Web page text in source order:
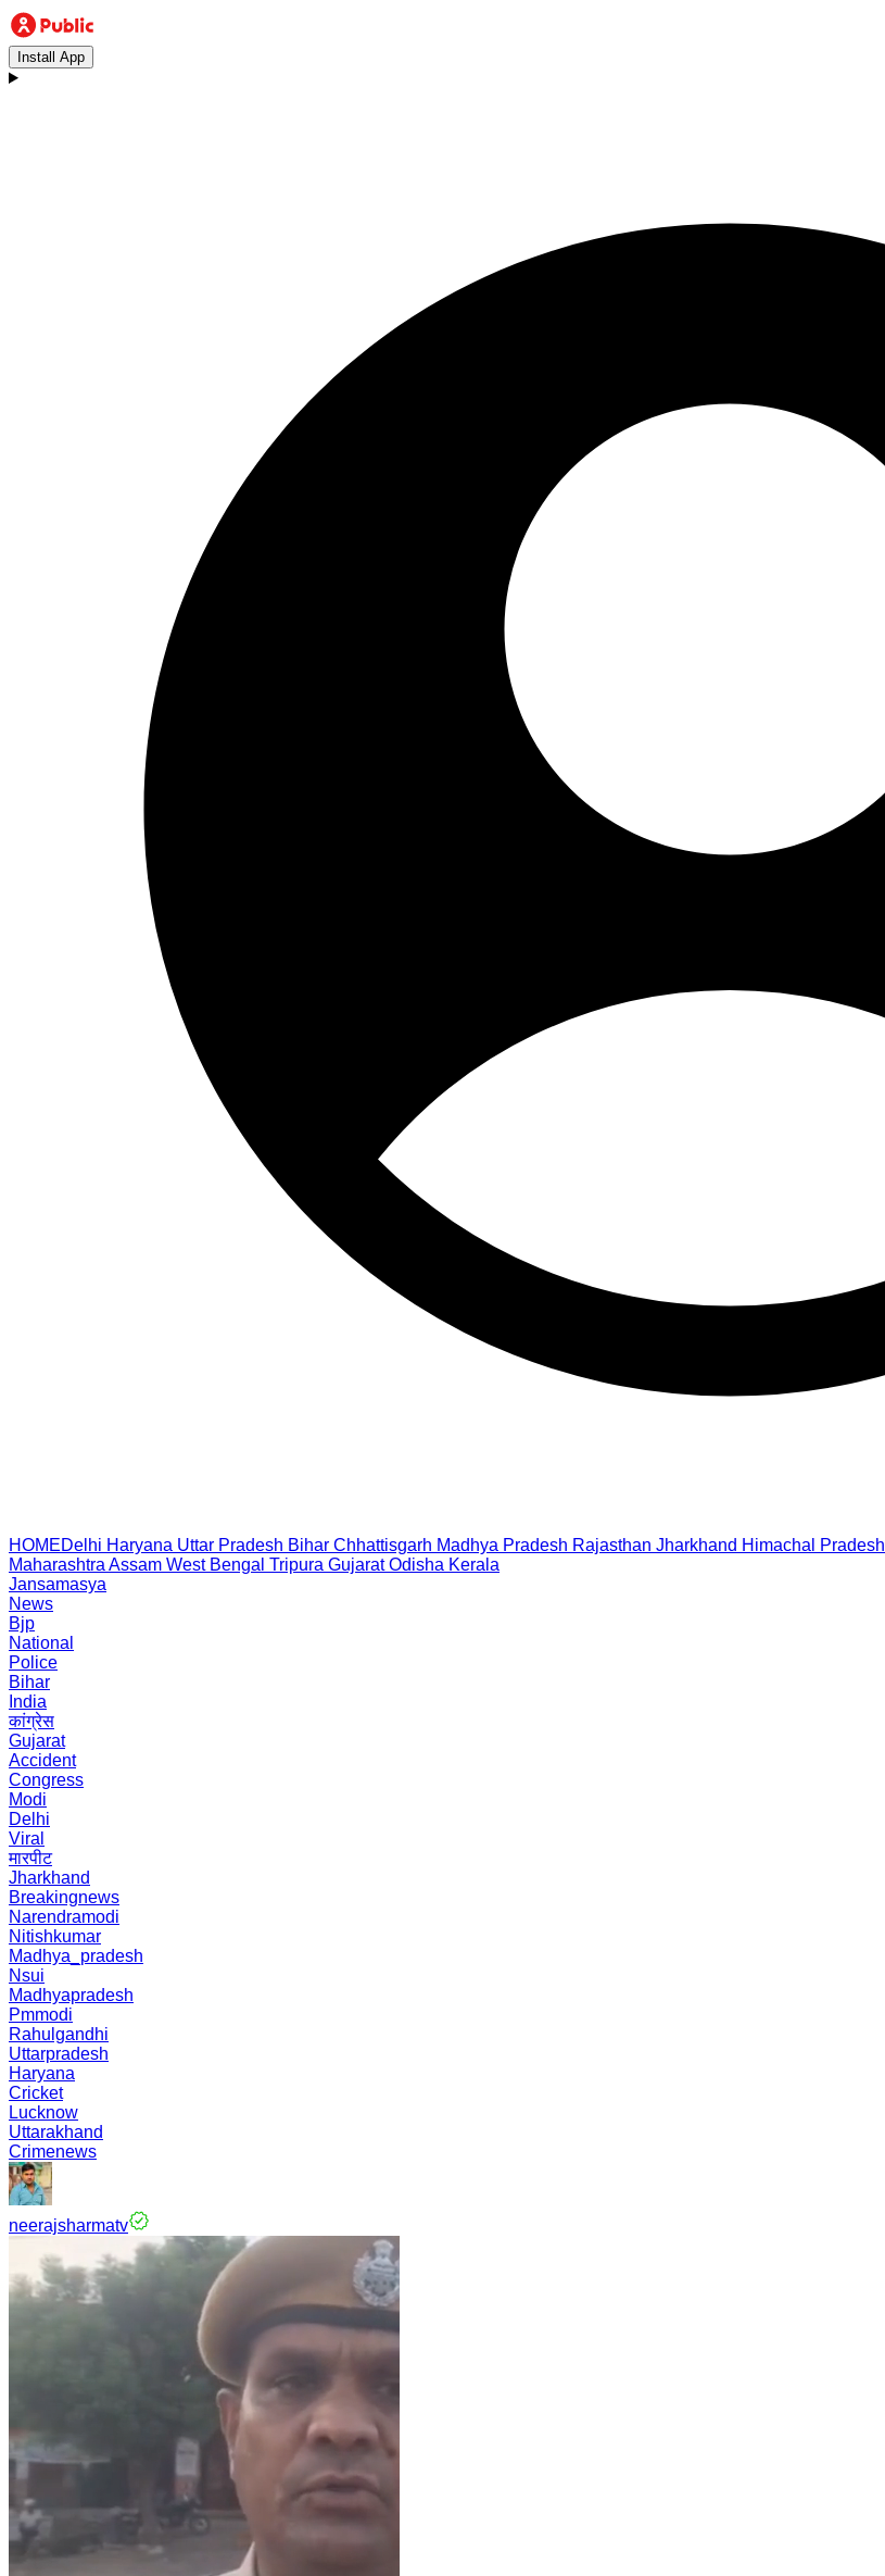
Install App
HOMEDelhi Haryana Uttar Pradesh Bihar Chhattisgarh Madhya Pradesh Rajasthan Jharkhand Himachal Pradesh
Maharashtra Assam West Bengal Tripura Gujarat Odisha Kerala
Jansamasya
News
Bjp
National
Police
Bihar
India
कांग्रेस
Gujarat
Accident
Congress
Modi
Delhi
Viral
मारपीट
Jharkhand
Breakingnews
Narendramodi
Nitishkumar
Madhya_pradesh
Nsui
Madhyapradesh
Pmmodi
Rahulgandhi
Uttarpradesh
Haryana
Cricket
Lucknow
Uttarakhand
Crimenews
neerajsharmatv